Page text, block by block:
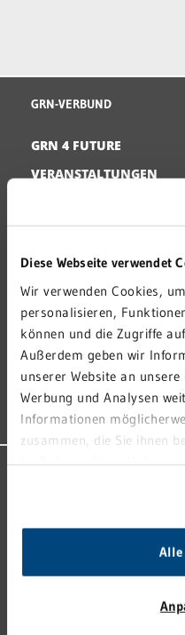
Diese Webseite verwendet
Wir verwenden Cookies,
personalisieren,
können und die Zugriffe
Außerdem geben wir
unserer Website an
Werbung und Analysen
Informationen
zusammen, die Sie ihnen
im Rahmen Ihrer Nutzung
Alle
GRN-VERBUND
GRN 4 FUTURE
VERANSTALTUNGEN
PRESSE
KONTAKT
IMPRESSUM
HINWEISGEBERSTELLE
DATENSCHUTZ
BARRIEREFREIHEIT